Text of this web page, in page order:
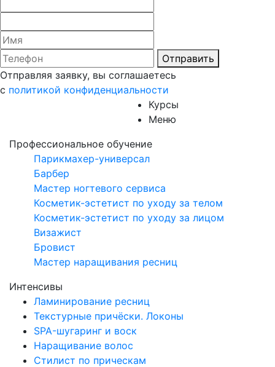
Отправить
Отправляя заявку, вы соглашаетесь
с политикой конфиденциальности
Курсы
Меню
Профессиональное обучение
Парикмахер-универсал
Барбер
Мастер ногтевого сервиса
Косметик-эстетист по уходу за телом​
Косметик-эстетист по уходу за лицом
Визажист
Бровист
Мастер наращивания ресниц
Интенсивы
Ламинирование ресниц
Текстурные причёски. Локоны
SPA-шугаринг и воск
Наращивание волос
Стилист по прическам